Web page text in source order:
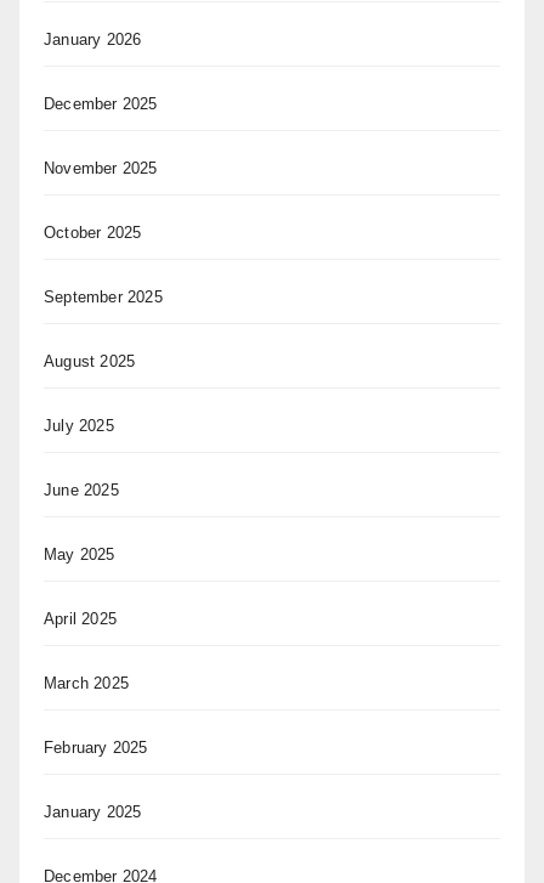
January 2026
December 2025
November 2025
October 2025
September 2025
August 2025
July 2025
June 2025
May 2025
April 2025
March 2025
February 2025
January 2025
December 2024